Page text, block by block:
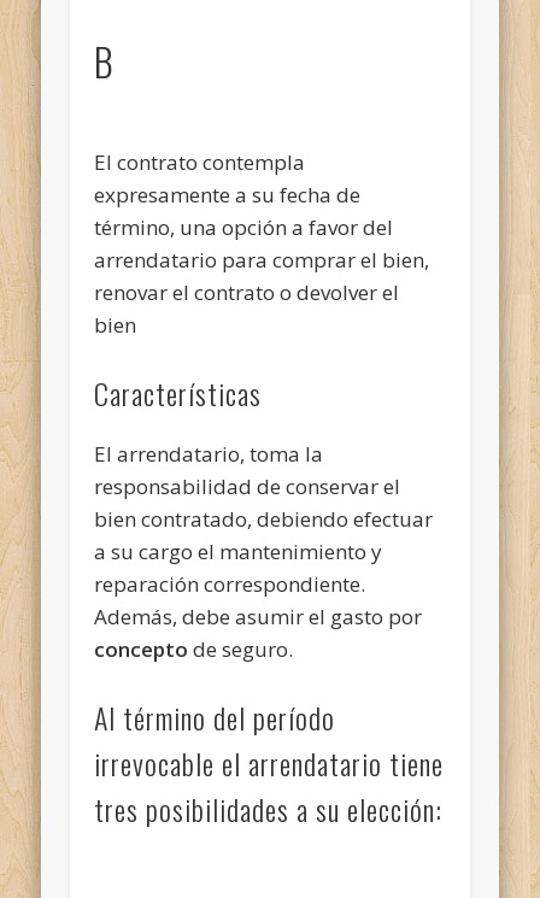
B
El contrato contempla
expresamente a su fecha de
término, una opción a favor del
arrendatario para comprar el bien,
renovar el contrato o devolver el
bien
Características
El arrendatario, toma la
responsabilidad de conservar el
bien contratado, debiendo efectuar
a su cargo el mantenimiento y
reparación correspondiente.
Además, debe asumir el gasto por
concepto de seguro.
Al término del período
irrevocable el arrendatario tiene
tres posibilidades a su elección: